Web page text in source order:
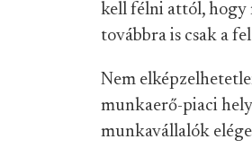
kell félni attól, hogy
továbbra is csak a
Nem
munkaerő-piaci
munkavállalók